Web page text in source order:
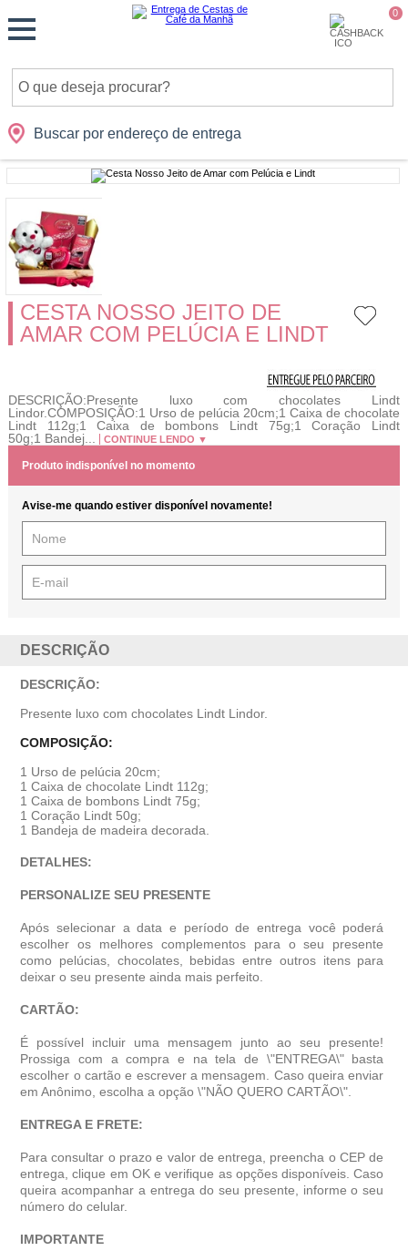
0
Buscar por endereço de entrega
Cidades Presentes Datas Shopping
Monte
sua
Cesta
CESTA NOSSO JEITO DE
AMAR COM PELÚCIA E LINDT
DESCRIÇÃO:Presente luxo com chocolates Lindt
Lindor.COMPOSIÇÃO:1 Urso de pelúcia 20cm;1 Caixa de chocolate
Lindt 112g;1 Caixa de bombons Lindt 75g;1 Coração Lindt
50g;1 Bandej...
CONTINUE LENDO ▼
Produto indisponível no momento
Avise-me quando estiver disponível novamente!
DESCRIÇÃO
DESCRIÇÃO:
Presente luxo com chocolates Lindt Lindor.
COMPOSIÇÃO:
1 Urso de pelúcia 20cm;
1 Caixa de chocolate Lindt 112g;
1 Caixa de bombons Lindt 75g;
1 Coração Lindt 50g;
1 Bandeja de madeira decorada.
DETALHES:
PERSONALIZE SEU PRESENTE
Após selecionar a data e período de entrega você poder
escolher os melhores complementos para o seu presente
como pelúcias, chocolates, bebidas entre outros itens para
deixar o seu presente ainda mais perfeito.
CARTÃO:
É possível incluir uma mensagem junto ao seu presente!
Prossiga com a compra e na tela de \"ENTREGA\" basta
escolher o cartão e escrever a mensagem. Caso queira enviar
em Anônimo, escolha a opção \"NÃO QUERO CARTÃO\".
ENTREGA E FRETE:
Para consultar o prazo e valor de entrega, preencha o CEP de
entrega, clique em OK e verifique as opções disponíveis. Caso
queira acompanhar a entrega do seu presente, informe o seu
número do celular.
IMPORTANTE